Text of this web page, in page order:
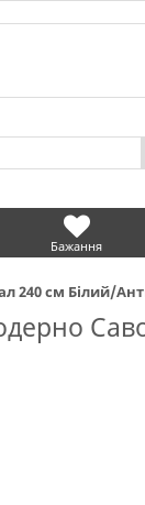
240 см Білий/
Бажання